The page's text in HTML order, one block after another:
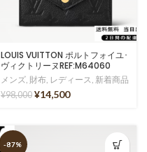
LOUIS VUITTON ポルトフォイユ･
ヴィクトリーヌREF:M64060
メンズ, 財布, レディース, 新着商品
¥98,000 ¥14,500
-87%